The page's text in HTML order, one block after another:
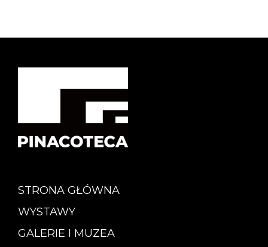
STRONA GŁÓWNA
WYSTAWY
GALERIE I MUZEA